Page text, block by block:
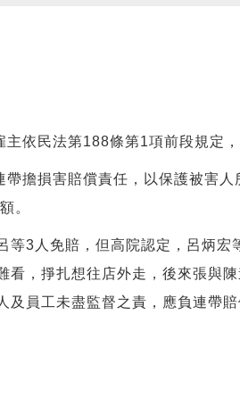
民法第188條第1項前段規定，
損害賠償責任，以保護被害人
。
人免賠，但高院認定，呂炳宏
，掙扎想往店外走，後來張與
員工未盡監督之責，應負連帶賠